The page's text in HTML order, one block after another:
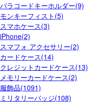
パラコードキーホルダー(9)
モンキーフィスト(5)
スマホケース(3)
iPhone(2)
スマフォ アクセサリー(2)
カードケース(14)
クレジットカードケース(13)
メモリーカードケース(2)
服飾品(1091)
ミリタリーバッジ(108)